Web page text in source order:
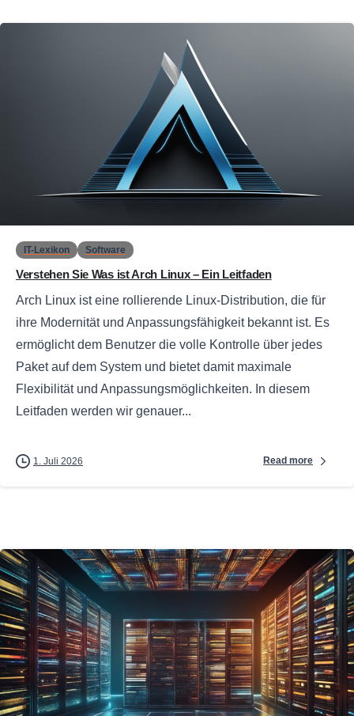
0
IT-Lexikon Software
Verstehen Sie Was ist Arch Linux – Ein Leitfaden
Arch Linux ist eine rollierende Linux-Distribution, die für
ihre Modernität und Anpassungsfähigkeit bekannt ist. Es
ermöglicht dem Benutzer die volle Kontrolle über jedes
Paket auf dem System und bietet damit maximale
Flexibilität und Anpassungsmöglichkeiten. In diesem
Leitfaden werden wir genauer...
1. Juli 2026 Read more